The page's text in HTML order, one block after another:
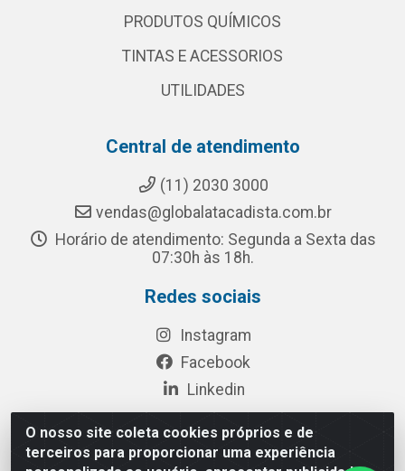
O nosso site coleta cookies próprios e de
terceiros para proporcionar uma experiência
PRODUTOS QUÍMICOS
TINTAS E ACESSORIOS
UTILIDADES
Central de atendimento
(11) 2030 3000
vendas@globalatacadista.com.br
Horário de atendimento: Segunda a Sexta das
07:30h às 18h.
Redes sociais
Instagram
Facebook
Linkedin
Rua Chipuê, 117 - S. Miguel Paulista São Paulo/SP - CEP